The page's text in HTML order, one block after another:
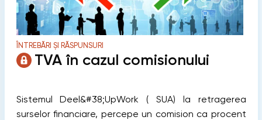
ÎNTREBĂRI ȘI RĂSPUNSURI
TVA în cazul comisionului
Sistemul Deel&#38;UpWork ( SUA) la retragerea
surselor financiare, percepe un comision ca procent